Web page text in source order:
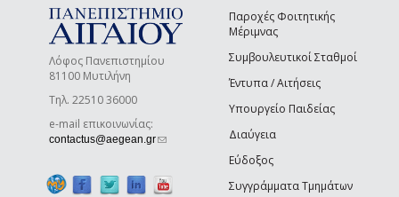
Λόφος Πανεπιστημίου
81100 Μυτιλήνη
Τηλ. 22510 36000
e-mail επικοινωνίας:
contactus@aegean.gr(link sends e-mail)
Παροχές Φοιτητικής
Μέριμνας
Συμβουλευτικοί Σταθμοί
Έντυπα / Αιτήσεις
Υπουργείο Παιδείας
Διαύγεια
Εύδοξος
Συγγράμματα Τμημάτων